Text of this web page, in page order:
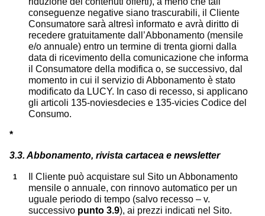
conseguenze negative siano trascurabili, il Cliente
Consumatore sarà altresì informato e avrà diritto di
recedere gratuitamente dall’Abbonamento (mensile
e/o annuale) entro un termine di trenta giorni dalla
data di ricevimento della comunicazione che informa
il Consumatore della modifica o, se successivo, dal
momento in cui il servizio di Abbonamento è stato
modificato da LUCY. In caso di recesso, si applicano
gli articoli 135-noviesdecies e 135-vicies Codice del
Consumo.
*
3.3. Abbonamento, rivista cartacea e newsletter
Il Cliente può acquistare sul Sito un Abbonamento
mensile o annuale, con rinnovo automatico per un
uguale periodo di tempo (salvo recesso – v.
successivo punto 3.9), ai prezzi indicati nel Sito.